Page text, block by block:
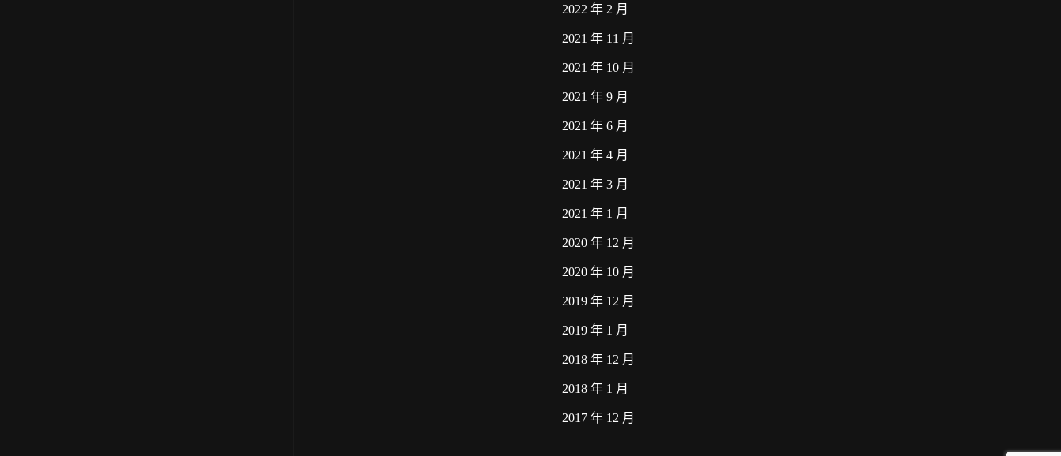
2022 年 2 月
2021 年 11 月
2021 年 10 月
2021 年 9 月
2021 年 6 月
2021 年 4 月
2021 年 3 月
2021 年 1 月
2020 年 12 月
2020 年 10 月
2019 年 12 月
2019 年 1 月
2018 年 12 月
2018 年 1 月
2017 年 12 月